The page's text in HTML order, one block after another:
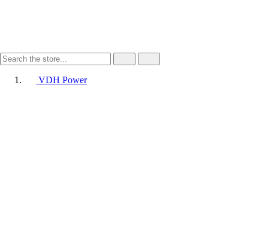
VDH Power